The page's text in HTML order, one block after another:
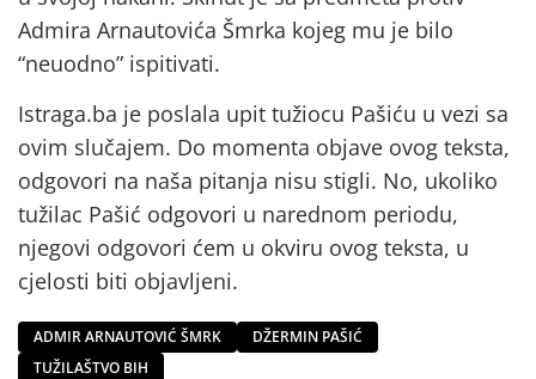
Admira Arnautovića Šmrka kojeg mu je bilo
“neuodno” ispitivati.
Istraga.ba je poslala upit tužiocu Pašiću u vezi sa
ovim slučajem. Do momenta objave ovog teksta,
odgovori na naša pitanja nisu stigli. No, ukoliko
tužilac Pašić odgovori u narednom periodu,
njegovi odgovori ćem u okviru ovog teksta, u
cjelosti biti objavljeni.
ADMIR ARNAUTOVIĆ ŠMRK
DŽERMIN PAŠIĆ
TUŽILAŠTVO BIH